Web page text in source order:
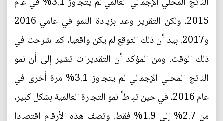
2015، ولكن التقرير وعد بزيادة النمو في عامي 2016
و2017. بيد أن ذلك التوقع لم يكن واقعيا، كما شرحت في
ذلك الوقت. ومن المؤكد أن التقديرات تشير إلى أن نمو
الناتج المحلي الإجمالي لم يتجاوز 3.1% مرة أخرى في
عام 2016، في حين تباطأ نمو التجارة العالمية بشكل كبير،
من 2.7% إلى 1.9% فقط. وتصف هذه الأرقام اقتصادا